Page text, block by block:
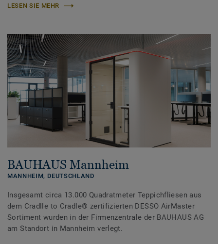
LESEN SIE MEHR
BAUHAUS Mannheim
MANNHEIM, DEUTSCHLAND
Insgesamt circa 13.000 Quadratmeter Teppichfliesen aus
dem Cradlle to Cradle® zertifizierten DESSO AirMaster
Sortiment wurden in der Firmenzentrale der BAUHAUS AG
am Standort in Mannheim verlegt.